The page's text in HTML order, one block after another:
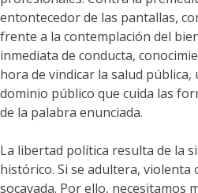
entontecedor de las pantallas,
frente a la contemplación del
inmediata de conducta,
hora de vindicar la salud
dominio público que cuida las
de la palabra enunciada.
La libertad política resulta de la
histórico. Si se adultera, violenta
socavada. Por ello, necesitamos